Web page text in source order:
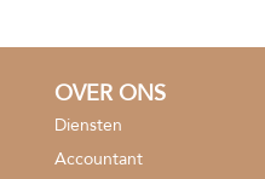
OVER ONS
Diensten
Accountant